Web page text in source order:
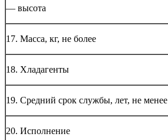
— высота
17. Масса, кг, не более
18. Хладагенты
19. Средний срок службы, лет, не менее
20. Исполнение